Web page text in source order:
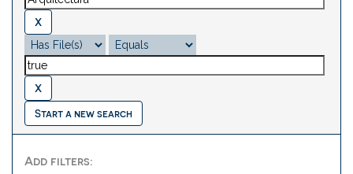
Start a new search
Add filters: